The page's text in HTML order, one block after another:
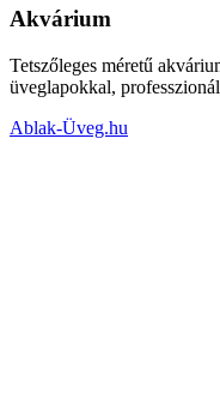
Akvárium
Tetszőleges méretű
üveglapokkal,
Ablak-Üveg.hu